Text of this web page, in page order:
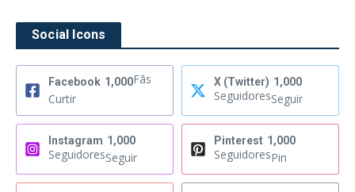
Social Icons
Facebook 1,000Fãs
Curtir
X (Twitter) 1,000
SeguidoresSeguir
Instagram 1,000
SeguidoresSeguir
Pinterest 1,000
SeguidoresPin